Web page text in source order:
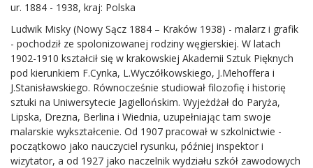
ur. 1884 - 1938, kraj: Polska
Ludwik Misky (Nowy Sącz 1884 – Kraków 1938) - malarz i grafik
- pochodził ze spolonizowanej rodziny węgierskiej. W latach
1902-1910 kształcił się w krakowskiej Akademii Sztuk Pięknych
pod kierunkiem F.Cynka, L.Wyczółkowskiego, J.Mehoffera i
J.Stanisławskiego. Równocześnie studiował filozofię i historię
sztuki na Uniwersytecie Jagiellońskim. Wyjeżdżał do Paryża,
Lipska, Drezna, Berlina i Wiednia, uzupełniając tam swoje
malarskie wykształcenie. Od 1907 pracował w szkolnictwie -
początkowo jako nauczyciel rysunku, później inspektor i
wizytator, a od 1927 jako naczelnik wydziału szkół zawodowych